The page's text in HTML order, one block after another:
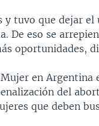
y tuvo que dejar
De eso se
oportunidades,
en Argentina
del
que deben